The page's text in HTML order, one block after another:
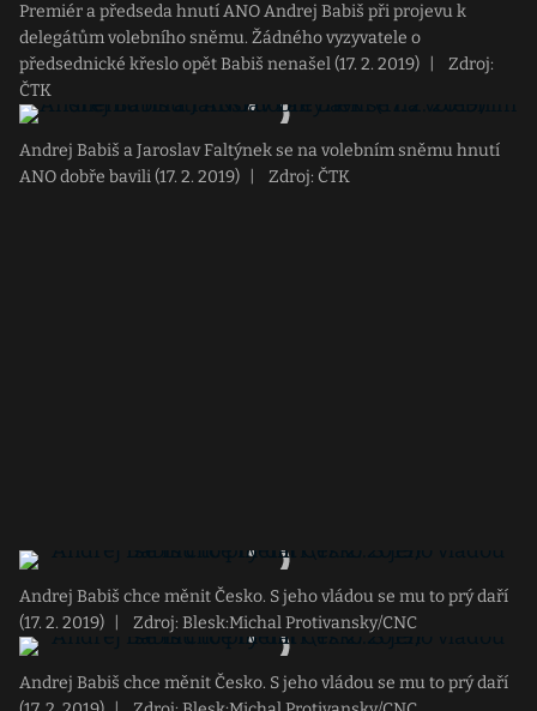
Premiér a předseda hnutí ANO Andrej Babiš při projevu k
delegátům volebního sněmu. Žádného vyzyvatele o
předsednické křeslo opět Babiš nenašel (17. 2. 2019)
Zdroj:
ČTK
Andrej Babiš a Jaroslav Faltýnek se na volebním sněmu hnutí
ANO dobře bavili (17. 2. 2019)
Zdroj: ČTK
Andrej Babiš chce měnit Česko. S jeho vládou se mu to prý daří
(17. 2. 2019)
Zdroj: Blesk:Michal Protivansky/CNC
Andrej Babiš chce měnit Česko. S jeho vládou se mu to prý daří